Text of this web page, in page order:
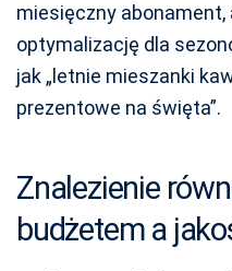
miesięczny abonament,
optymalizację dla
jak „letnie mieszanki
prezentowe na święta”.
Znalezienie
budżetem a